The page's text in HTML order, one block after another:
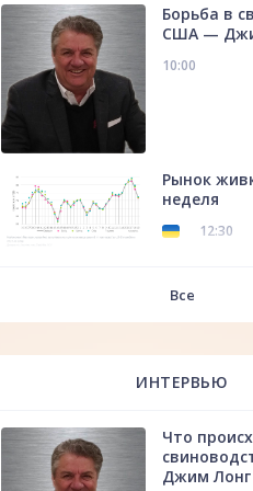
Борьба в
США —
10:00
Рынок
неделя
12:30
Все
ИНТЕРВЬЮ
Что
Джим Лонг